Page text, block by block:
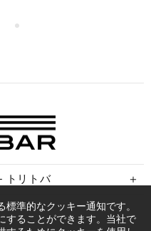
トリトバ
準的なクッキー通知です。
することができます。当社で